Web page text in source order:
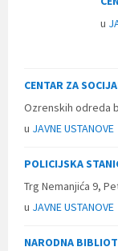
u
CENTAR ZA
Ozrenskih odreda
u JAVNE USTANOVE
POLICIJSKA
Trg Nemanjića 9,
u JAVNE USTANOVE
NARODNA